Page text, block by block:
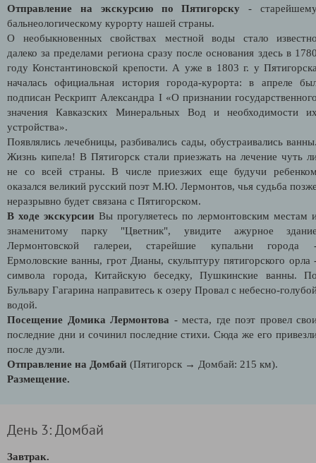
Отправление на экскурсию по Пятигорску-
бальнеологическому курорту нашей страны.
О необыкновенных свойствах местной воды стало
далеко за пределами региона сразу после основания здесь в
году Константиновской крепости. А уже в 1803 г. у
началась официальная история города-курорта: в апреле
подписан Рескрипт Александра I «О признании
значения Кавказских Минеральных Вод и необходимости
устройства».
Появлялись лечебницы, разбивались сады, обустраивались
Жизнь кипела! В Пятигорск стали приезжать на лечение чуть
не со всей страны. В числе приезжих еще будучи
оказался великий русский поэт М.Ю. Лермонтов, чья судьба
неразрывно будет связана с Пятигорском.
В ходе экскурсии Вы прогуляетесь по лермонтовским местам
знаменитому парку "Цветник", увидите ажурное
Лермонтовской галереи, старейшие купальни города
Ермоловские ванны, грот Дианы, скульптуру пятигорского орла
символа города, Китайскую беседку, Пушкинские ванны.
Бульвару Гагарина направитесь к озеру Провал с небесно-
водой.
Посещение Домика Лермонтова - места, где поэт провел
последние дни и сочинил последние стихи. Сюда же его
после дуэли.
Отправление на Домбай (Пятигорск → Домбай: 215 км).
Размещение.
День 3: Домбай
Завтрак.